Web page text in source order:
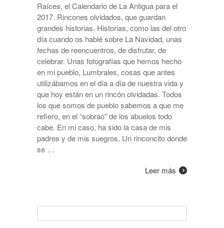
Raíces, el Calendario de La Antigua para el
2017. Rincones olvidados, que guardan
grandes historias. Historias, como las del otro
día cuando os hablé sobre La Navidad, unas
fechas de reencuentros, de disfrutar, de
celebrar. Unas fotografías que hemos hecho
en mi pueblo, Lumbrales, cosas que antes
utilizábamos en el día a día de nuestra vida y
que hoy están en un rincón olvidadas. Todos
los que somos de pueblo sabemos a que me
refiero, en el “sobrao” de los abuelos todo
cabe. En mi caso, ha sido la casa de mis
padres y de mis suegros. Un rinconcito donde
se …
Leer más